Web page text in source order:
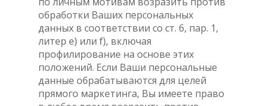
обработки Ваших персональных
данных в соответствии со ст. 6, пар. 1,
литер е) или f), включая
профилирование на основе этих
положений. Если Ваши персональные
данные обрабатываются для целей
прямого маркетинга, Вы имеете право